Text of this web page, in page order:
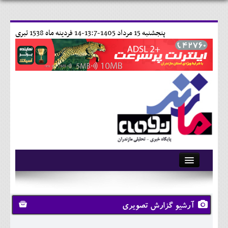
14 فردينه ماه 1538 تبری پنجشنبه 15 مرداد 1405-13:7-
آرشیو
تماس با ما
وبلاگ
آرشیو گزارش تصویری